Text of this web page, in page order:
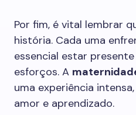
Por fim, é vital lembrar
história. Cada uma
essencial estar
esforços. A
uma experiência
amor e aprendizado.